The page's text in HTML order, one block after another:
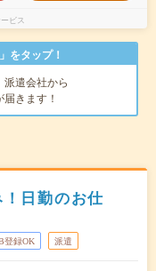
ビス
をタップ！
派遣会社から
届きます！
日勤のお仕
登録OK 派遣